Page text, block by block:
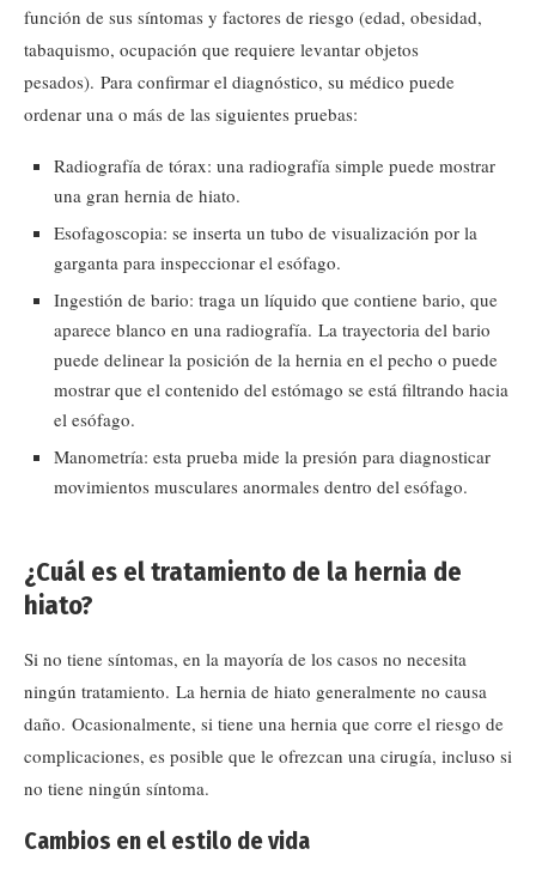
función de sus síntomas y factores de riesgo (edad, obesidad,
tabaquismo, ocupación que requiere levantar objetos
pesados). Para confirmar el diagnóstico, su médico puede
ordenar una o más de las siguientes pruebas:
Radiografía de tórax: una radiografía simple puede mostrar
una gran hernia de hiato.
Esofagoscopia: se inserta un tubo de visualización por la
garganta para inspeccionar el esófago.
Ingestión de bario: traga un líquido que contiene bario, que
aparece blanco en una radiografía. La trayectoria del bario
puede delinear la posición de la hernia en el pecho o puede
mostrar que el contenido del estómago se está filtrando hacia
el esófago.
Manometría: esta prueba mide la presión para diagnosticar
movimientos musculares anormales dentro del esófago.
¿Cuál es el tratamiento de la hernia de
hiato?
Si no tiene síntomas, en la mayoría de los casos no necesita
ningún tratamiento. La hernia de hiato generalmente no causa
daño. Ocasionalmente, si tiene una hernia que corre el riesgo de
complicaciones, es posible que le ofrezcan una cirugía, incluso si
no tiene ningún síntoma.
Cambios en el estilo de vida